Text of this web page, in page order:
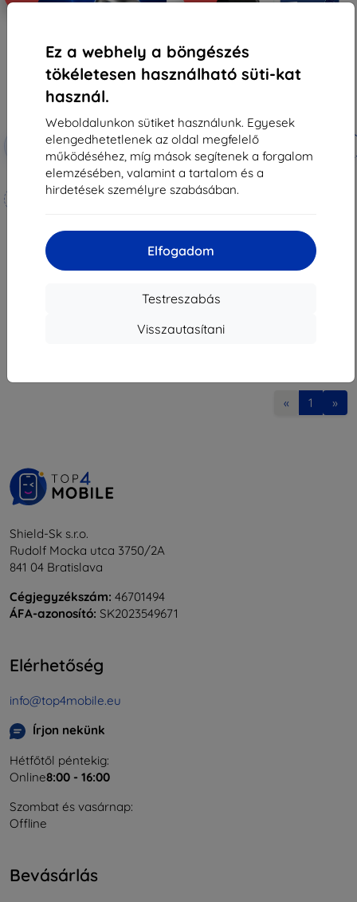
Ez a webhely a böngészés
tökéletesen használható süti-kat
használ.
Weboldalunkon sütiket használunk. Egyesek
elengedhetetlenek az oldal megfelelő
működéséhez, míg mások segítenek a forgalom
elemzésében, valamint a tartalom és a
hirdetések személyre szabásában.
Elfogadom
Testreszabás
Visszautasítani
Kedvezmény
kuponnal
EXTRA10
3mk Hammer védőfólia
Méretre készítve
Raktáron 4 darab
-10%
Kedvezmény
kuponnal
3mk FlexibleGlass Pro Hibrid
edzett üveg Blackview N6000 /
N6000SE-hez
8 991 Ft
Raktáron > 5 darab
« 1 »
Shield-Sk s.r.o.
Rudolf Mocka utca 3750/2A
841 04 Bratislava
Cégjegyzékszám: 46701494
ÁFA-azonosító: SK2023549671
Elérhetőség
info@top4mobile.eu
Írjon nekünk
Hétfőtől péntekig:
Online8:00 - 16:00
Szombat és vasárnap:
Offline
Bevásárlás